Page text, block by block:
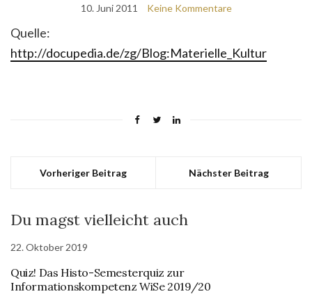
10. Juni 2011 Keine Kommentare
Quelle:
http://docupedia.de/zg/Blog:Materielle_Kultur
Vorheriger Beitrag Nächster Beitrag
Du magst vielleicht auch
22. Oktober 2019
Quiz! Das Histo-Semesterquiz zur
Informationskompetenz WiSe 2019/20